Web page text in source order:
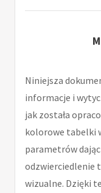
Niniejsza
informacje i
jak została
kolorowe tabelki
parametrów
odzwierciedlenie
wizualne. Dzięki